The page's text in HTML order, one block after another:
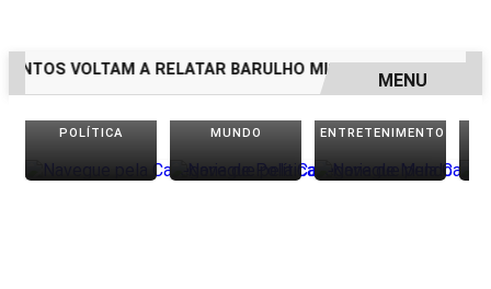
VOLTAM A RELATAR BARULHO MISTERIOSO VINDO DO
EM ALTA
MENU
POLÍTICA MUNDO ENTRETENIMENTO